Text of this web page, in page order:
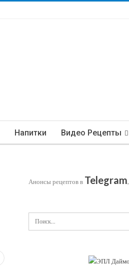
Напитки Видео Рецепты
Анонсы рецептов в Telegram,